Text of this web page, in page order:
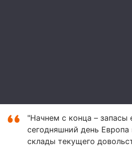
"Начнем с конца – запасы
сегодняшний день Европа
склады текущего